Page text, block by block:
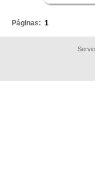
Páginas: 1